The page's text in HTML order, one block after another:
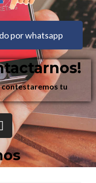
por whatsapp
contestaremos tu